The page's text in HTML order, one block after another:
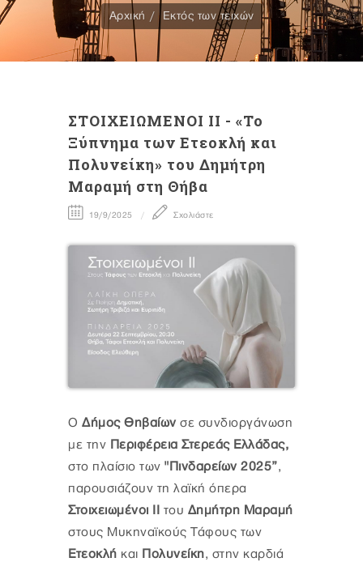
Αρχική Εκτός των τειχών
ΣΤΟΙΧΕΙΩΜΕΝΟΙ II - «Το
Ξύπνημα των Ετεοκλή και
Πολυνείκη» του Δημήτρη
Μαραμή στη Θήβα
19/9/2025 Σχολιάστε
O Δήμος Θηβαίων σε συνδιοργάνωση
με την Περιφέρεια Στερεάς Ελλάδας,
στο πλαίσιο των "Πινδαρείων 2025”,
παρουσιάζουν τη λαϊκή όπερα
Στοιχειωμένοι ΙΙ
του Δημήτρη Μαραμή
στους Μυκηναϊκούς Τάφους των
Ετεοκλή και Πολυνείκη, στην καρδιά